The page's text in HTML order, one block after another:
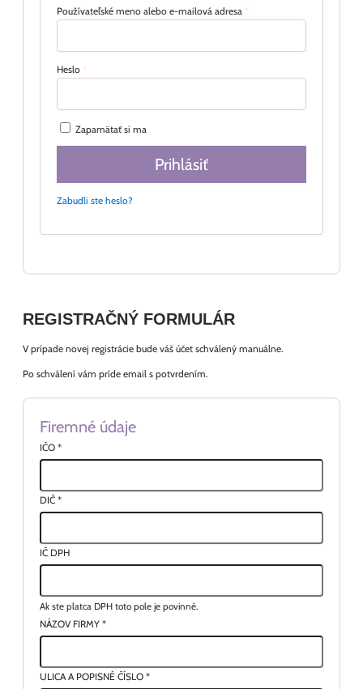
Používateľské meno alebo e-mailová adresa *
Heslo *
Zapamätať si ma
Prihlásiť
Zabudli ste heslo?
REGISTRAČNÝ FORMULÁR
V prípade novej registrácie bude váš účet schválený manuálne.
Po schválení vám príde email s potvrdením.
Firemné údaje
IČO *
DIČ *
IČ DPH
Ak ste platca DPH toto pole je povinné.
NÁZOV FIRMY *
ULICA A POPISNÉ ČÍSLO *